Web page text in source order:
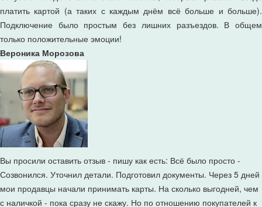
платить картой (а таких с каждым днём всё больше и больше).
Подключение было простым без лишних разъездов. В общем
только положительные эмоции!
Вероника Морозова
Вы просили оставить отзыв - пишу как есть: Всё было просто -
Созвонился. Уточнил детали. Подготовил документы. Через 5 дней
мои продавцы начали принимать карты. На сколько выгодней, чем
с наличкой - пока сразу не скажу. Но по отношению покупателей к